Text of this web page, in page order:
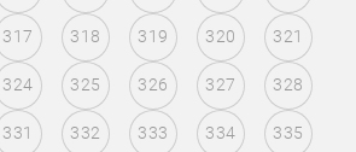
317 318 319 320 321
324 325 326 327 328
331 332 333 334 335